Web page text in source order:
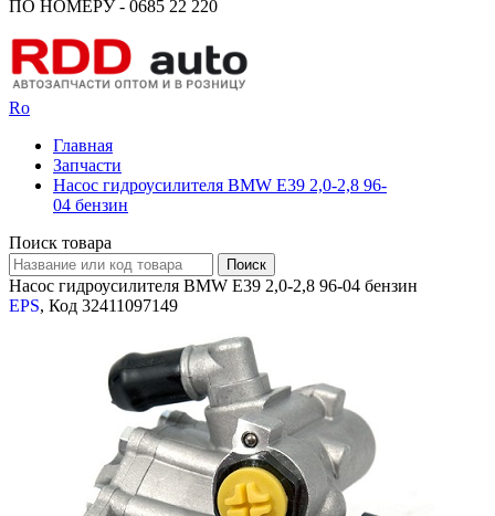
ПО НОМЕРУ - 0685 22 220
Ro
Главная
Запчасти
Насос гидроусилителя BMW E39 2,0-2,8 96-
04 бензин
Поиск товара
Насос гидроусилителя BMW E39 2,0-2,8 96-04 бензин
EPS, Код 32411097149